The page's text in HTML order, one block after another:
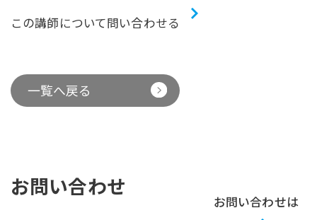
この講師について問い合わせる
一覧へ戻る
お問い合わせ
お問い合わせは